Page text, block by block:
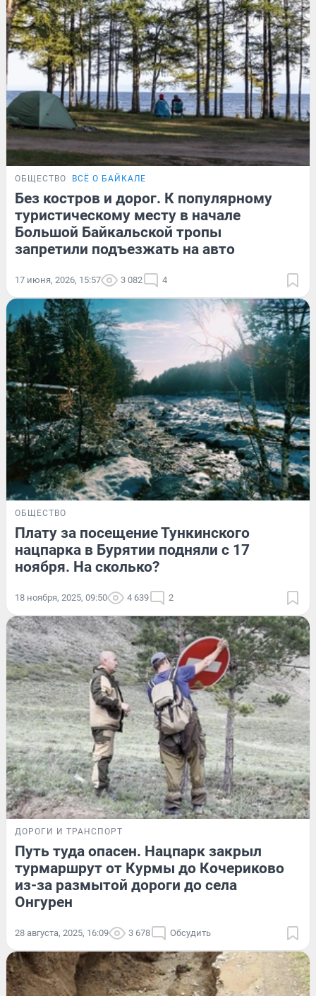
ОБЩЕСТВО ВСЁ О БАЙКАЛЕ
Без костров и дорог. К популярному
туристическому месту в начале
Большой Байкальской тропы
запретили подъезжать на авто
17 июня, 2026, 15:57 3 082 4
ОБЩЕСТВО
Плату за посещение Тункинского
нацпарка в Бурятии подняли с 17
ноября. На сколько?
18 ноября, 2025, 09:50 4 639 2
ДОРОГИ И ТРАНСПОРТ
Путь туда опасен. Нацпарк закрыл
турмаршрут от Курмы до Кочериково
из-за размытой дороги до села
Онгурен
28 августа, 2025, 16:09 3 678 Обсудить